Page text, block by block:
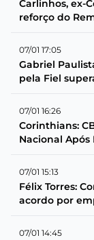
Carlinhos, ex-
reforço do
07/01 17:05
Gabriel
pela Fiel
07/01 16:26
Corinthians:
Nacional
07/01 15:13
Félix Torres:
acordo por
07/01 14:45